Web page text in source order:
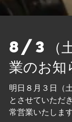
8/3（土
業のお知
明日８月３日（
とさせていただ